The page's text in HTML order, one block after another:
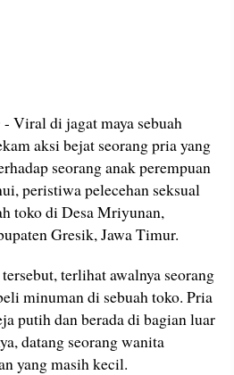
- Viral di jagat maya sebuah
aksi bejat seorang pria yang
seorang anak perempuan
peristiwa pelecehan seksual
toko di Desa Mriyunan,
Gresik, Jawa Timur.
terlihat awalnya seorang
minuman di sebuah toko. Pria
putih dan berada di bagian luar
datang seorang wanita
yang masih kecil.